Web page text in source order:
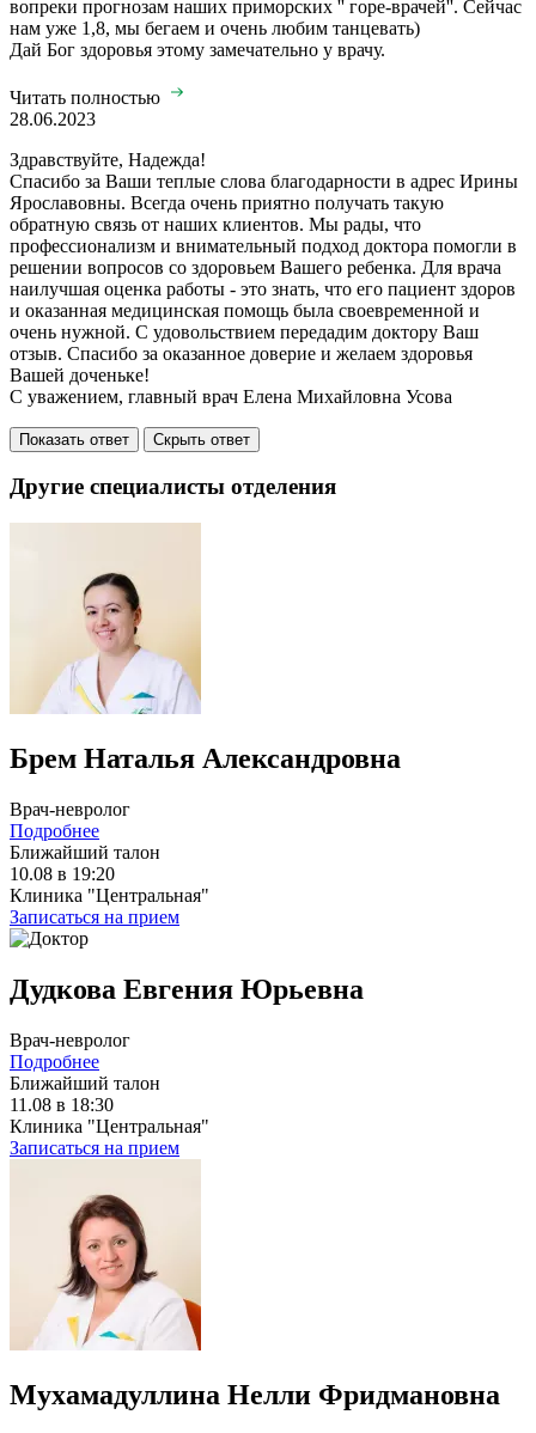
вопреки прогнозам наших приморских '' горе-врачей''. Сейчас
нам уже 1,8, мы бегаем и очень любим танцевать)
Дай Бог здоровья этому замечательно у врачу.
Читать полностью
28.06.2023
Здравствуйте, Надежда!
Спасибо за Ваши теплые слова благодарности в адрес Ирины
Ярославовны. Всегда очень приятно получать такую
обратную связь от наших клиентов. Мы рады, что
профессионализм и внимательный подход доктора помогли в
решении вопросов со здоровьем Вашего ребенка. Для врача
наилучшая оценка работы - это знать, что его пациент здоров
и оказанная медицинская помощь была своевременной и
очень нужной. С удовольствием передадим доктору Ваш
отзыв. Спасибо за оказанное доверие и желаем здоровья
Вашей доченьке!
С уважением, главный врач Елена Михайловна Усова
Показать ответ Скрыть ответ
Другие специалисты отделения
Брем Наталья Александровна
Врач-невролог
Подробнее
Ближайший талон
10.08 в 19:20
Клиника "Центральная"
Записаться на прием
Дудкова Евгения Юрьевна
Врач-невролог
Подробнее
Ближайший талон
11.08 в 18:30
Клиника "Центральная"
Записаться на прием
Мухамадуллина Нелли Фридмановна